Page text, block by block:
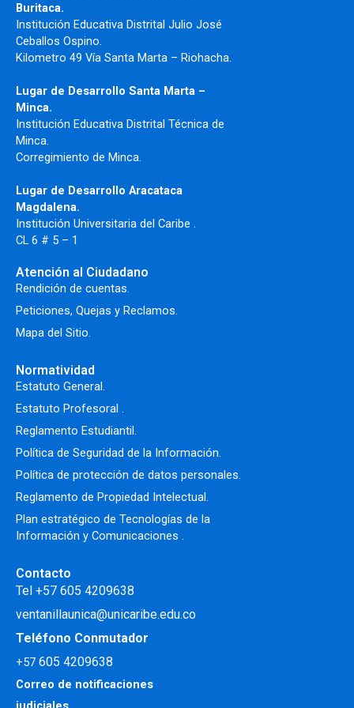
Buritaca.
Institución Educativa Distrital Julio José
Ceballos Ospino.
Kilometro 49 Vía Santa Marta – Riohacha.
Lugar de Desarrollo Santa Marta –
Minca.
Institución Educativa Distrital Técnica de
Minca.
Corregimiento de Minca.
Lugar de Desarrollo Aracataca
Magdalena.
Institución Universitaria del Caribe .
CL 6 # 5 – 1
Atención al Ciudadano
Rendición de cuentas.
Peticiones, Quejas y Reclamos.
Mapa del Sitio.
Normatividad
Estatuto General.
Estatuto Profesoral .
Reglamento Estudiantil.
Política de Seguridad de la Información.
Política de protección de datos personales.
Reglamento de Propiedad Intelectual.
Plan estratégico de Tecnologías de la
Información y Comunicaciones .
Contacto
Tel +57 605 4209638
ventanillaunica@unicaribe.edu.co
Teléfono Conmutador
+57 605 4209638
Correo de notificaciones